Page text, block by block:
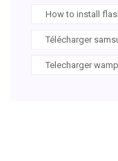
How to install
Télécharger
Telecharger